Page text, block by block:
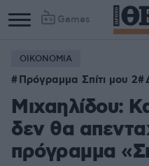
Games
ΟΙΚΟΝΟΜΙΑ
Πρόγραμμα Σπίτι μου 2
Μιχαηλίδου:
δεν θα
πρόγραμμα